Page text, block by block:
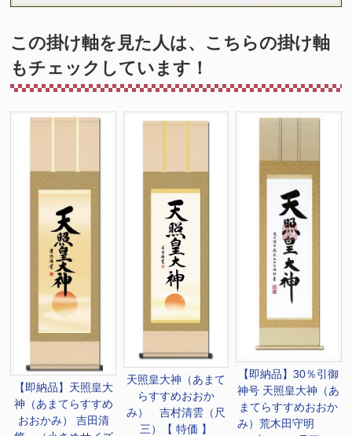
この掛け軸を見た人は、こちらの掛け軸
もチェックしています！
【即納品】天照皇大
神（あまてらすすめ
おおかみ） 吉田清
天照皇大神（あまて
らすすめおおか
み） 吉村清雲（尺
三）【 特価 】
【即納品】30％引御
神号 天照皇大神（あ
まてらすすめおおか
み）荒木田守明